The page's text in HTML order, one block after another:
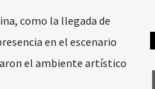
como la llegada de
en el escenario
el ambiente artístico